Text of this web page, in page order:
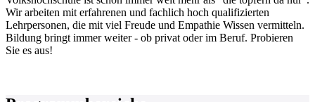
Wir arbeiten mit erfahrenen und fachlich hoch qualifizierten
Lehrpersonen, die mit viel Freude und Empathie Wissen vermitteln.
Bildung bringt immer weiter - ob privat oder im Beruf. Probieren
Sie es aus!